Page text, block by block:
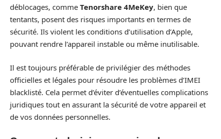
déblocages, comme Tenorshare 4MeKey, bien que
tentants, posent des risques importants en termes de
sécurité. Ils violent les conditions d’utilisation d’Apple,
pouvant rendre l’appareil instable ou même inutilisable.
Il est toujours préférable de privilégier des méthodes
officielles et légales pour résoudre les problèmes d’IMEI
blacklisté. Cela permet d’éviter d’éventuelles complications
juridiques tout en assurant la sécurité de votre appareil et
de vos données personnelles.